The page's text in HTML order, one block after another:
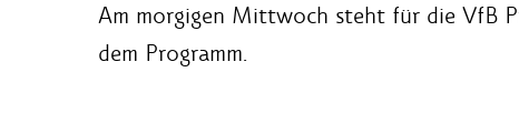
Am morgigen Mittwoch steht für die VfB
dem Programm.